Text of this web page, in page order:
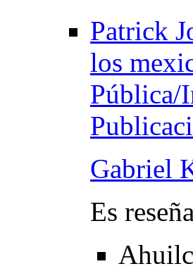
Patrick
los
Pública/
Gabriel
Es